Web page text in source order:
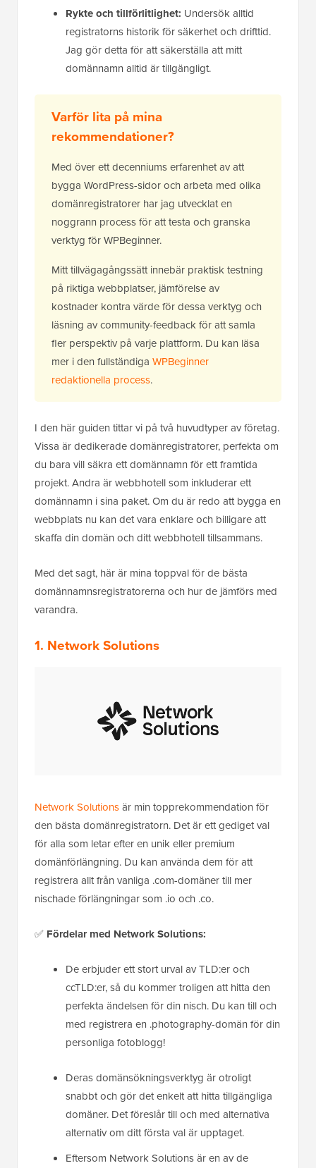
Rykte och tillförlitlighet: Undersök alltid
registratorns historik för säkerhet och drifttid.
Jag gör detta för att säkerställa att mitt
domännamn alltid är tillgängligt.
Varför lita på mina
rekommendationer?
Med över ett decenniums erfarenhet av att
bygga WordPress-sidor och arbeta med olika
domänregistratorer har jag utvecklat en
noggrann process för att testa och granska
verktyg för WPBeginner.
Mitt tillvägagångssätt innebär praktisk testning
på riktiga webbplatser, jämförelse av
kostnader kontra värde för dessa verktyg och
läsning av community-feedback för att samla
fler perspektiv på varje plattform. Du kan läsa
mer i den fullständiga WPBeginner
redaktionella process.
I den här guiden tittar vi på två huvudtyper av företag.
Vissa är dedikerade domänregistratorer, perfekta om
du bara vill säkra ett domännamn för ett framtida
projekt. Andra är webbhotell som inkluderar ett
domännamn i sina paket. Om du är redo att bygga en
webbplats nu kan det vara enklare och billigare att
skaffa din domän och ditt webbhotell tillsammans.
Med det sagt, här är mina toppval för de bästa
domännamnsregistratorerna och hur de jämförs med
varandra.
1. Network Solutions
Network Solutionsär min topprekommendation för
den bästa domänregistratorn. Det är ett gediget val
för alla som letar efter en unik eller premium
domänförlängning. Du kan använda dem för att
registrera allt från vanliga .com-domäner till mer
nischade förlängningar som .io och .co.
✅ Fördelar med Network Solutions:
De erbjuder ett stort urval av TLD:er och
ccTLD:er, så du kommer troligen att hitta den
perfekta ändelsen för din nisch. Du kan till och
med registrera en .photography-domän för din
personliga fotoblogg!
Deras domänsökningsverktyg är otroligt
snabbt och gör det enkelt att hitta tillgängliga
domäner. Det föreslår till och med alternativa
alternativ om ditt första val är upptaget.
Eftersom Network Solutions är en av de